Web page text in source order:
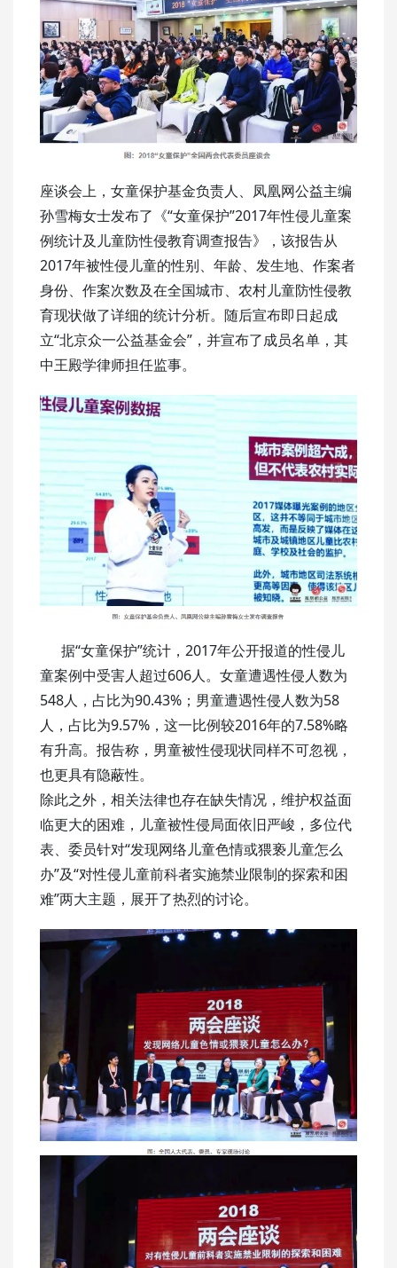
座谈会上，女童保护基金负责人、凤凰网公益主编
孙雪梅女士发布了《“女童保护”2017年性侵儿童案
例统计及儿童防性侵教育调查报告》，该报告从
2017年被性侵儿童的性别、年龄、发生地、作案者
身份、作案次数及在全国城市、农村儿童防性侵教
育现状做了详细的统计分析。随后宣布即日起成
立“北京众一公益基金会”，并宣布了成员名单，其
中王殿学律师担任监事。
据“女童保护”统计，2017年公开报道的性侵儿
童案例中受害人超过606人。女童遭遇性侵人数为
548人，占比为90.43%；男童遭遇性侵人数为58
人，占比为9.57%，这一比例较2016年的7.58%略
有升高。报告称，男童被性侵现状同样不可忽视，
也更具有隐蔽性。
除此之外，相关法律也存在缺失情况，维护权益面
临更大的困难，儿童被性侵局面依旧严峻，多位代
表、委员针对“发现网络儿童色情或猥亵儿童怎么
办”及“对性侵儿童前科者实施禁业限制的探索和困
难”两大主题，展开了热烈的讨论。